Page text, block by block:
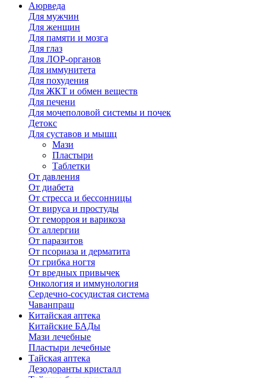
Аюрведа
Для мужчин
Для женщин
Для памяти и мозга
Для глаз
Для ЛОР-органов
Для иммунитета
Для похудения
Для ЖКТ и обмен веществ
Для печени
Для мочеполовой системы и почек
Детокс
Для суставов и мышц
Мази
Пластыри
Таблетки
От давления
От диабета
От стресса и бессонницы
От вируса и простуды
От геморроя и варикоза
От аллергии
От паразитов
От псориаза и дерматита
От грибка ногтя
От вредных привычек
Онкология и иммунология
Сердечно-сосудистая система
Чаванпраш
Китайская аптека
Китайские БАДы
Мази лечебные
Пластыри лечебные
Тайская аптека
Дезодоранты кристалл